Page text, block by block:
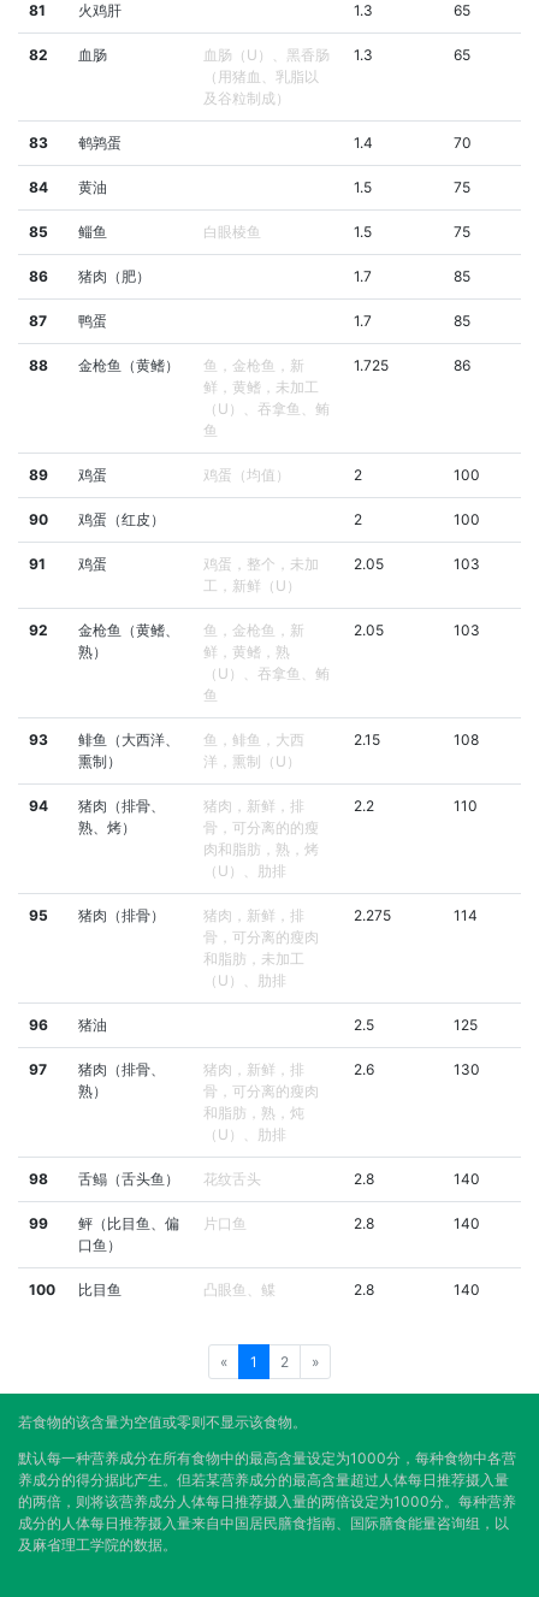
81 火鸡肝 1.3 65
82 血肠
血肠（U）、黑香肠
（用猪血、乳脂以
及谷粒制成）
1.3 65
83 鹌鹑蛋 1.4 70
84 黄油 1.5 75
85 鲻鱼 白眼棱鱼 1.5 75
86 猪肉（肥） 1.7 85
87 鸭蛋 1.7 85
88 金枪鱼（黄鳍）
鱼，金枪鱼，新
鲜，黄鳍，未加工
（U）、吞拿鱼、鲔
鱼
1.725 86
89 鸡蛋 鸡蛋（均值） 2 100
90 鸡蛋（红皮） 2 100
91 鸡蛋
鸡蛋，整个，未加
工，新鲜（U）
2.05 103
92
金枪鱼（黄鳍、
熟）
鱼，金枪鱼，新
鲜，黄鳍，熟
（U）、吞拿鱼、鲔
鱼
2.05 103
93
鲱鱼（大西洋、
熏制）
鱼，鲱鱼，大西
洋，熏制（U）
2.15 108
94
猪肉（排骨、
熟、烤）
猪肉，新鲜，排
骨，可分离的的瘦
肉和脂肪，熟，烤
（U）、肋排
2.2 110
95 猪肉（排骨）
猪肉，新鲜，排
骨，可分离的瘦肉
和脂肪，未加工
（U）、肋排
2.275 114
96 猪油 2.5 125
97
猪肉（排骨、
熟）
猪肉，新鲜，排
骨，可分离的瘦肉
和脂肪，熟，炖
（U）、肋排
2.6 130
98 舌鳎（舌头鱼） 花纹舌头 2.8 140
99
鲆（比目鱼、偏
口鱼）
片口鱼 2.8 140
100 比目鱼 凸眼鱼、鲽 2.8 140
« 1 2 »
若食物的该含量为空值或零则不显示该食物。
默认每一种营养成分在所有食物中的最高含量设定为1000分，每种食物中各营
养成分的得分据此产生。但若某营养成分的最高含量超过人体每日推荐摄入量
的两倍，则将该营养成分人体每日推荐摄入量的两倍设定为1000分。每种营养
成分的人体每日推荐摄入量来自中国居民膳食指南、国际膳食能量咨询组，以
及麻省理工学院的数据。